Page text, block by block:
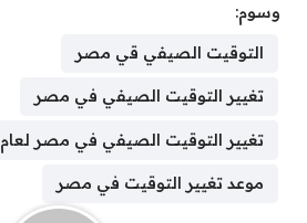
وسوم:
التوقيت الصيفي قي مصر
تغيير التوقيت الصيفي في مصر
تغيير التوقيت الصيفي في مصر لعام 2025
موعد تغيير التوقيت في مصر